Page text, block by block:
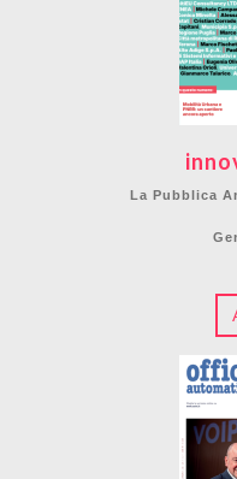
La Pubblica